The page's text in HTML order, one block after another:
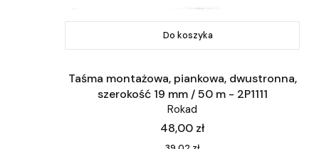
Do koszyka
Taśma montażowa, piankowa, dwustronna,
szerokość 19 mm / 50 m - 2P1111
Rokad
Cena
48,00 zł